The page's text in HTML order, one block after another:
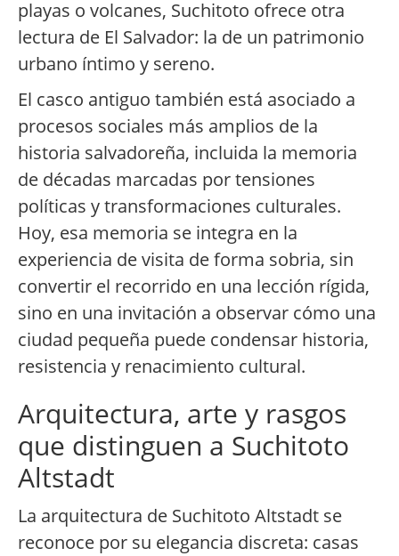
playas o volcanes, Suchitoto ofrece otra
lectura de El Salvador: la de un patrimonio
urbano íntimo y sereno.
El casco antiguo también está asociado a
procesos sociales más amplios de la
historia salvadoreña, incluida la memoria
de décadas marcadas por tensiones
políticas y transformaciones culturales.
Hoy, esa memoria se integra en la
experiencia de visita de forma sobria, sin
convertir el recorrido en una lección rígida,
sino en una invitación a observar cómo una
ciudad pequeña puede condensar historia,
resistencia y renacimiento cultural.
Arquitectura, arte y rasgos
que distinguen a Suchitoto
Altstadt
La arquitectura de Suchitoto Altstadt se
reconoce por su elegancia discreta: casas